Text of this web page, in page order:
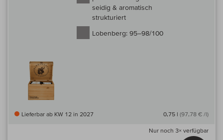
seidig & aromatisch
strukturiert
Lobenberg: 95–98/100
Lieferbar ab KW 12 in 2027 0,75 l (97,78 € /l)
Nur noch 3× verfügbar